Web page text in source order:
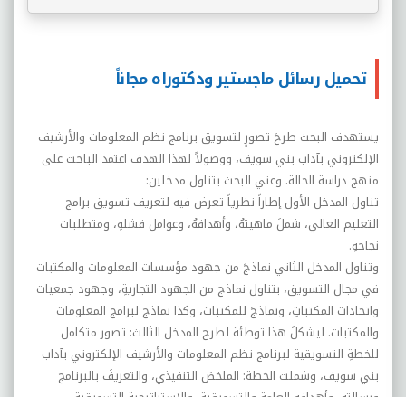
تحميل رسائل ماجستير ودكتوراه مجاناً
يستهدف البحث طرحَ تصورٍ لتسويق برنامج نظم المعلومات والأرشيف
الإلكتروني بآداب بني سويف، ووصولاً لهذا الهدف اعتمد الباحث على
منهج دراسة الحالة. وعني البحث بتناول مدخلين:
تناول المدخل الأول إطاراً نظرياً تعرض فيه لتعريف تسويق برامج
التعليم العالي، شملَ ماهيتهُ، وأهدافهُ، وعوامل فشلهِ، ومتطلبات
نجاحهِ.
وتناول المدخل الثاني نماذجَ من جهود مؤسسات المعلومات والمكتبات
في مجال التسويق، بتناول نماذج من الجهود التجاريةِ، وجهود جمعيات
واتحادات المكتباتِ، ونماذجَ للمكتبات، وكذا نماذج لبرامج المعلومات
والمكتبات. ليشكلَ هذا توطئة لطرح المدخل الثالث: تصور متكامل
للخطةِ التسويقية لبرنامج نظم المعلومات والأرشيف الإلكتروني بآداب
بني سويف، وشملت الخطة: الملخصَ التنفيذي، والتعريفَ بالبرنامج